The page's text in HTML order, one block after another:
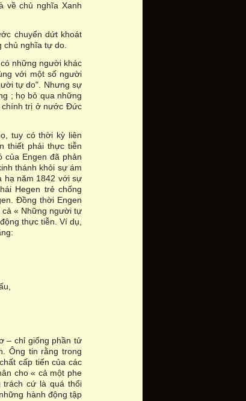
về chủ nghĩa Xanh
chuyển dứt khoát
chủ nghĩa tự do.
những người khác
với một số người
tự do". Nhưng sự
; họ bỏ qua những
chính trị ở nước Đức
tuy có thời kỳ liên
thiết phải thực tiễn
của Engen đã phản
thánh khỏi sự ám
hạ năm 1842 với sự
Hegen trẻ chống
Đồng thời Engen
cả « Những người tự
thực tiễn. Ví dụ,
– chỉ giống phần tử
Ông tin rằng trong
cấp tiến của các
cho « cả một phe
trách cứ là quá thổi
hành động tập